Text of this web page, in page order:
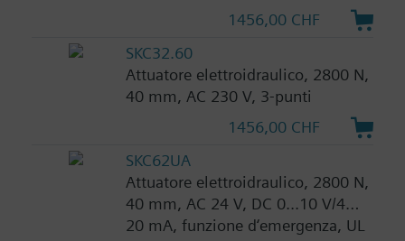
1456,00 CHF
SKC32.60
Attuatore elettroidraulico, 2800 N,
40 mm, AC 230 V, 3-punti
1456,00 CHF
SKC62UA
Attuatore elettroidraulico, 2800 N,
40 mm, AC 24 V, DC 0...10 V/4…
20 mA, funzione d‘emergenza, UL